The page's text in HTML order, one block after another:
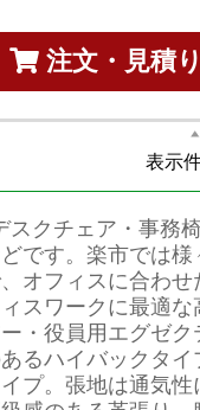
注文・見積
表示
スクチェア・事務
です。楽市では様
オフィスに合わせ
スワークに最適な
・役員用エグゼク
るハイバックタイ
プ。張地は通気性